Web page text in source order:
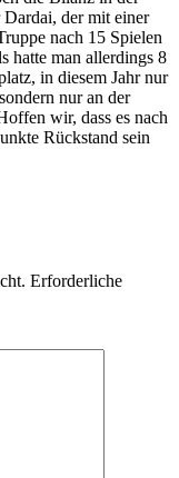
Dardai, der mit einer
nach 15 Spielen
hatte man allerdings 8
in diesem Jahr nur
nur an der
wir, dass es nach
Rückstand sein
Erforderliche